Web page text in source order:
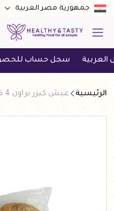
جمهورية مصر العربية
سجل حساب للحصول على
الرئيسية عيش كيزر براون 4 قطع من فلوريل